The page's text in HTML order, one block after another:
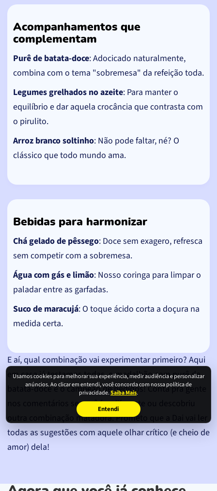
Usamos cookies para melhorar sua experiência, medir audiência e personalizar
anúncios. Ao clicar em entendi, você concorda com nossa política de
privacidade.Saiba Mais.
Entendi
Acompanhamentos que
complementam
Purê de batata-doce: Adocicado naturalmente,
combina com o tema "sobremesa" da refeição toda.
Legumes grelhados no azeite: Para manter o
equilíbrio e dar aquela crocância que contrasta com
o pirulito.
Arroz branco soltinho: Não pode faltar, né? O
clássico que todo mundo ama.
Bebidas para harmonizar
Chá gelado de pêssego: Doce sem exagero, refresca
sem competir com a sobremesa.
Água com gás e limão: Nosso coringa para limpar o
paladar entre as garfadas.
Suco de maracujá: O toque ácido corta a doçura na
medida certa.
E aí, qual combinação vai experimentar primeiro? Aqui
em casa já testamos todas, o medalhão com purê de
batata-doce é o campeão de pedidos! Conta pra gente
nos comentários se você fez diferente ou descobriu
outra combinação matadora. Prometo que a Dai vai ler
todas as sugestões com aquele olhar crítico (e cheio de
amor) dela!